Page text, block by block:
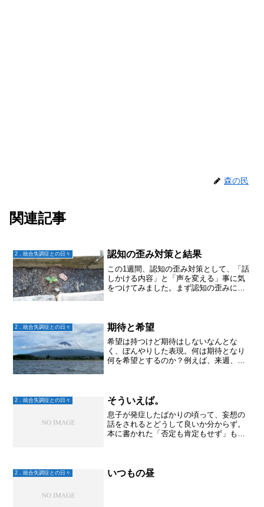
森の民
関連記事
2．統合失調症との日々 認知の歪み対策と結果
この1週間、認知の歪み対策として、「話
しかける内容」と「声を変える」事に気
をつけてみました。まず認知の歪みにつ
で、私がやってみた認知の...
2．統合失調症との日々 期待と希望
希望は持つけど期待はしないなんとな
く、ぼんやりした表現。何は期待となり
何を希望とするのか？例えば、来週、作
る。けれど当日になって、や...
2．統合失調症との日々 そういえば。
息子が発症したばかりの頃って、妄想の
話をされるとどうして良いか分からず。
本に書かれた「否定も肯定もせず」もど
ったなー。妄想の話は...
2．統合失調症との日々 いつもの昼